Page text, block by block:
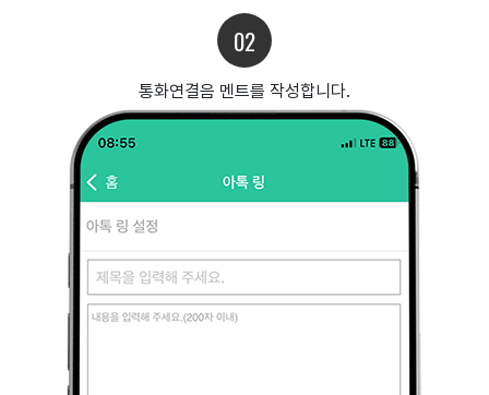
02
통화연결음 멘트를 작성합니다.